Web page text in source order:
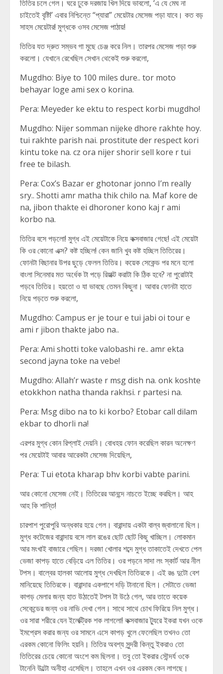
তিতির চলে গেল। ঘরে ঢুকে দরজায় খিল দিয়ে ভাবলো, ‘এ যে মেঘ না
চাইতেই বৃষ্টি!’ এবার নিশ্চিন্তে “প্যারা” মেয়েটার মেসেজ পড়া যাবে। কত বড়
সাহস মেয়েটার! মুগ্ধকে ওসব মেসেজ পাঠায়!
তিতির যত দ্রুত সম্ভব গা মুছে চেঞ্জ করে নিল। তারপর মেসেজ পড়া শুরু
করলো। যেখানে রেখেছিল সেখান থেকেই শুরু করলো,
Mugdho: Biye to 100 miles dure.. tor moto
behayar loge ami sex o korina.
Pera: Meyeder ke ektu to respect korbi mugdho!
Mugdho: Nijer somman nijeke dhore rakhte hoy.
tui rakhte parish nai. prostitute der respect kori
kintu toke na. cz ora nijer shorir sell kore r tui
free te bilash.
Pera: Cox’s Bazar er ghotonar jonno I’m really
sry.. Shotti amr matha thik chilo na. Maf kore de
na, jibon thakte ei dhoroner kono kaj r ami
korbo na.
তিতির বসে পড়লো! মুগ্ধ এই মেয়েটাকে নিয়ে কক্সবাজার গেছে! এই মেয়েটা
কি ওর কোনো এক্স? কষ্ট হচ্ছিল! কেন জানি খুব কষ্ট হচ্ছিল তিতিরের।
ফোনটা বিছানার উপর ছুড়ে ফেলল তিতির। কয়েক সেকেন্ড পর মনে হলো
বাংলা সিনেমার মত অর্ধেক টা পড়ে রিয়াক্ট করাটা কি ঠিক হবে? না পুরোটাই
পড়বে তিতির। হয়তো ও যা ভাবছে তেমন কিছুনা। আবার ফোনটা হাতে
নিয়ে পড়তে শুরু করলো,
Mugdho: Campus er je tour e tui jabi oi tour e
ami r jibon thakte jabo na..
Pera: Ami shotti toke valobashi re.. amr ekta
second jayna toke na vebe!
Mugdho: Allah’r waste r msg dish na. onk koshte
etokkhon natha thanda rakhsi. r partesi na.
Pera: Msg dibo na to ki korbo? Etobar call dilam
ekbar to dhorli na!
এরপর মুগ্ধ কোন রিপ্লাই দেয়নি। বোধহয় ফোন করেছিল কারন অনেক্ষণ
পর মেয়েটাই আবার আরেকটা মেসেজ দিয়েছিল,
Pera: Tui etota kharap bhv korbi vabte parini.
আর কোনো মেসেজ নেই। তিতিরের আনন্দে নাচতে ইচ্ছে করছিল। আহ
আহ কি শান্তি!
চারপাশ পুরোপুরি অন্ধকার হয়ে গেল। বারান্দায় একটা বাল্ব জ্বালানো ছিল।
মুগ্ধ কটেজের বারান্দায় বসে লাল রঙের ছোট ছোট কিছু খাচ্ছিল। লোকমান
আর মংখাই বাজারে গেছিল। দরজা খোলার শব্দে মুগ্ধ তাকাতেই দেখতে পেল
ভেজা কাপড় হাতে বেড়িয়ে এল তিতির। ওর পড়নে সাদা লং স্কার্ট আর নীল
টপস। বাল্বের হালকা আলোয় মুগ্ধ দেখছিল তিতিরকে। এই রঙ দুটো বেশ
মানিয়েছে তিতিরকে। বারান্দার একপাশে দড়ি টানানো ছিল। সেটাতে ভেজা
কাপড় মেলার জন্য হাত উঠাতেই টপস টা উঠে গেল, আর তাতে কয়েক
সেকেন্ডের জন্য ওর নাভি দেখা গেল। সাথে সাথে চোখ ফিরিয়ে নিল মুগ্ধ।
ওর সারা শরীরে যেন ইলেক্ট্রিক শক লাগলো! কক্সবাজার ট্যুরে ইকরা যখন ওকে
ইমপ্রেস করার জন্য ওর সামনে এসে কাপড় খুলে ফেলেছিল তখনও তো
এরকম কোনো ফিলিং হয়নি। তিতির অবশ্য সুন্দরী কিন্তু ইকরাও তো
তিতিরের চেয়ে কোনো অংশে কম ছিলনা। তবু তো ইকরার সৌন্দর্য ওকে
টানেনি উল্টো অনীহা এসেছিল। তাহলে এখন ওর এরকম কেন লাগছে।